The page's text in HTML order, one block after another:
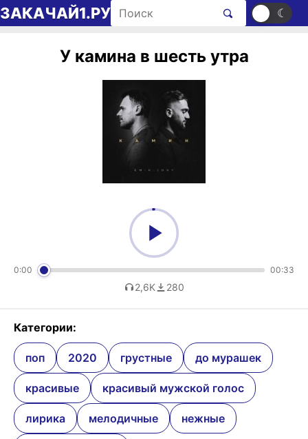
Перейти к содержимому
ЗАКАЧАЙ1.РУ Поиск рингтонов ☀ ☾
У камина в шесть утра
0:00 00:33
2,6K 280
Категории:
поп 2020 грустные до мурашек
красивые красивый мужской голос
лирика мелодичные нежные